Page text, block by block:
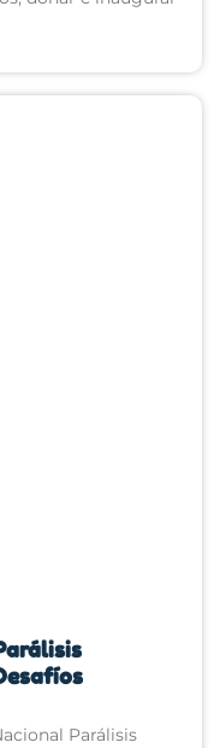
Parálisis